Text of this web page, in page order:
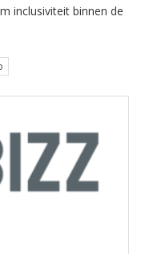
inclusiviteit binnen de